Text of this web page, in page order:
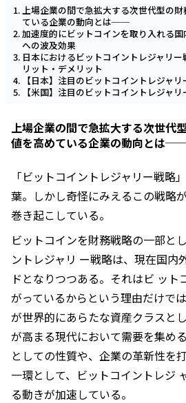
上場企業の間で急拡大する次世代型の
ている企業の動向とは──
加速度的にビットコインを取り入れる
への波及効果
日本におけるビットコイントレジャリ
リット・デメリット
【日本】注目のビットコイントレジャ
【米国】注目のビットコイントレジャ
上場企業の間で急拡大する次世
値を高めている企業の動向とは
「ビットコイントレジャリー戦略
葉。しかし奇怪にみえるこの戦略
巻き起こしている。
ビットコインを財務戦略の一部と
ントレジャリ ー戦略は、現在国内
ドとなりつつある。それはビ ット
がっているからという理由だけで
が世界的にあらたな資産クラスと
が高まる現代において需要を集め
としての性質や、企業の革新性を
一環として、ビットコイントレジ
る動きが加速している。